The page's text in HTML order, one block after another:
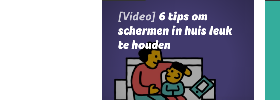
[Video] 6 tips om
schermen in huis leuk
te houden